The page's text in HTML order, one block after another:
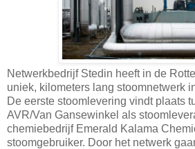
Netwerkbedrijf Stedin heeft in de
uniek, kilometers lang stoomnetwerk
De eerste stoomlevering vindt plaats
AVR/Van Gansewinkel als
chemiebedrijf Emerald Kalama
stoomgebruiker. Door het netwerk